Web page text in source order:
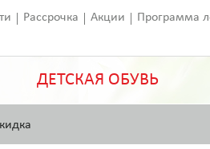
Рассрочка Акции Программа
ДЕТСКАЯ ОБУВЬ